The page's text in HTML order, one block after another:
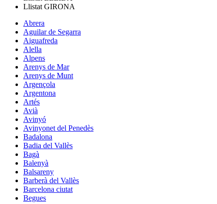
Llistat GIRONA
Abrera
Aguilar de Segarra
Aiguafreda
Alella
Alpens
Arenys de Mar
Arenys de Munt
Argençola
Argentona
Artés
Avià
Avinyó
Avinyonet del Penedès
Badalona
Badia del Vallès
Bagà
Balenyà
Balsareny
Barberà del Vallès
Barcelona ciutat
Begues